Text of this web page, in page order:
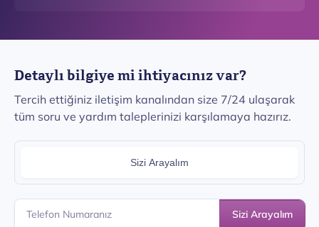
Detaylı bilgiye mi ihtiyacınız var?
Tercih ettiğiniz iletişim kanalından size 7/24 ulaşarak
tüm soru ve yardım taleplerinizi karşılamaya hazırız.
Sizi Arayalım
Sizi Arayalım